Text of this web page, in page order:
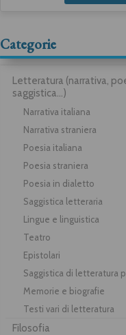
Categorie
Letteratura (narrativa,
saggistica...)
Narrativa italiana
Narrativa straniera
Poesia italiana
Poesia straniera
Poesia in dialetto
Saggistica letteraria
Lingue e linguistica
Teatro
Epistolari
Saggistica di letteratura
Memorie e biografie
Testi vari di letteratura
Filosofia